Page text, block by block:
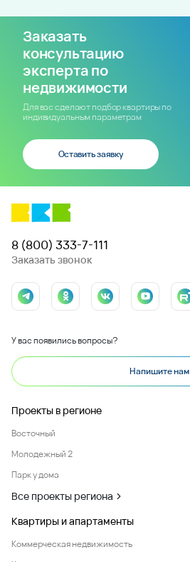
Заказать
консультацию
эксперта по
недвижимости
Для вас сделают подбор квартиры по
индивидуальным параметрам
Оставить заявку
8 (800) 333-7-111
Заказать звонок
У вас появились вопросы?
Напишите нам
Проекты в регионе
Восточный
Молодежный 2
Парк у дома
Все проекты региона
Квартиры и апартаменты
Коммерческая недвижимость